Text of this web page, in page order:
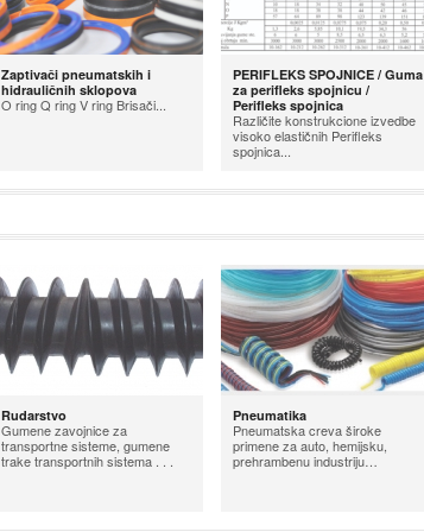
Zaptivači pneumatskih i
hidrauličnih sklopova
O ring Q ring V ring Brisači...
PERIFLEKS SPOJNICE / Guma
za perifleks spojnicu /
Perifleks spojnica
Različite konstrukcione izvedbe
visoko elastičnih Perifleks
spojnica...
Rudarstvo
Gumene zavojnice za
transportne sisteme, gumene
trake transportnih sistema . . .
Pneumatika
Pneumatska creva široke
primene za auto, hemijsku,
prehrambenu industriju…